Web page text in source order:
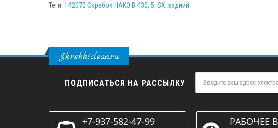
Теги: 142070 Скребок HAKO В 430, 5, SX, задний
Skrebkiclean.ru
ПОДПИСАТЬСЯ НА РАССЫЛКУ
+7-937-582-47-99 РАБОЧЕЕ